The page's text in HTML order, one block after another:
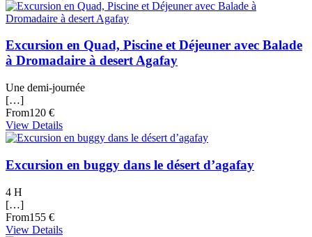
Excursion en Quad, Piscine et Déjeuner avec Balade
à Dromadaire à desert Agafay
Une demi-journée
[…]
From120 €
View Details
Excursion en buggy dans le désert d’agafay
4 H
[…]
From155 €
View Details